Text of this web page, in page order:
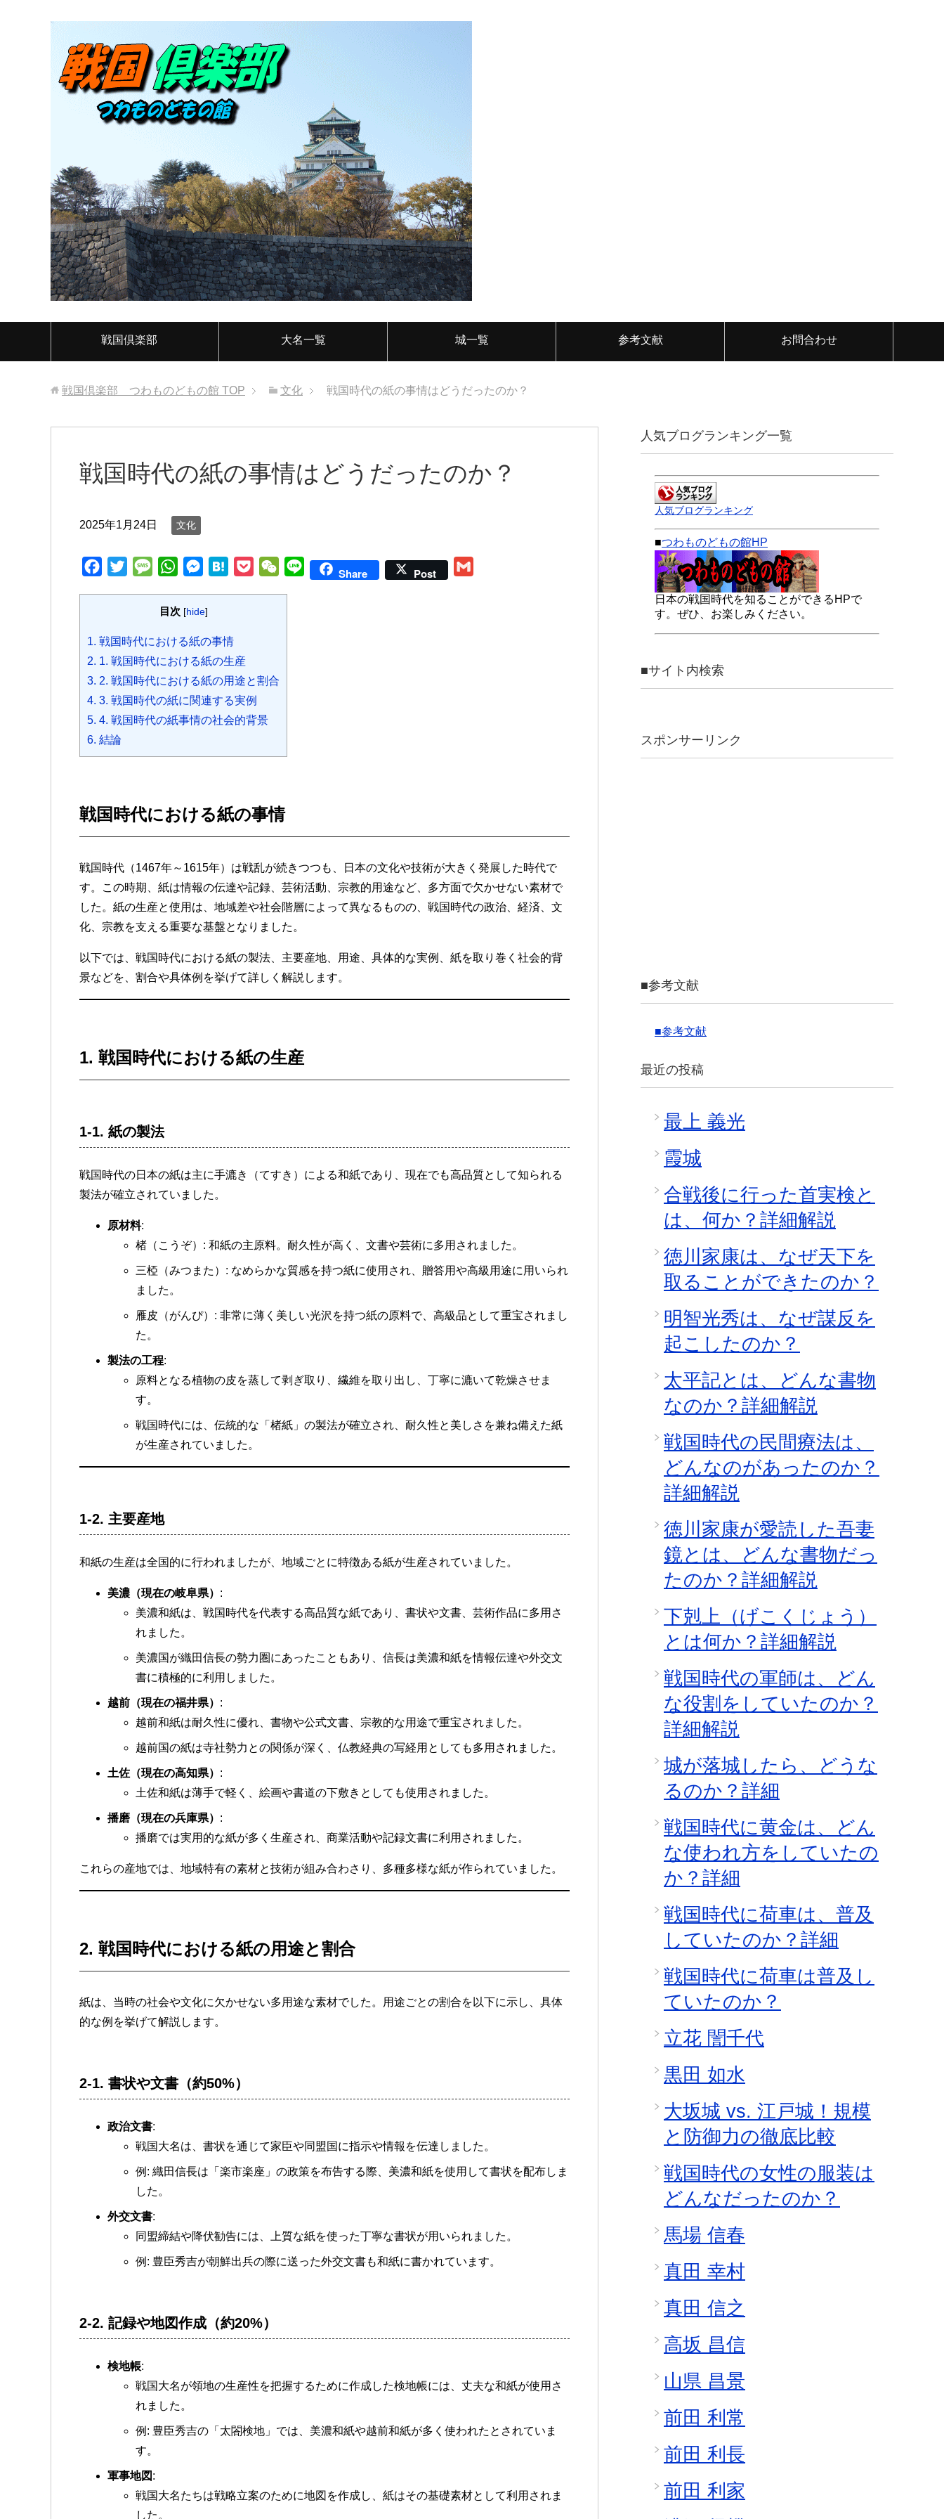
戦国倶楽部 大名一覧 城一覧 参考文献 お問合わせ
戦国倶楽部 つわものどもの館 TOP 文化 戦国時代の紙の事情はどうだったのか？
戦国時代の紙の事情はどうだったのか？
2025年1月24日 文化
b
o
o
k
t
e
r
M
a
g
e
W
a
s
A
p
p
s
e
n
g
e
r
n
a
W
L
Share Post
目次 [hide]
1. 戦国時代における紙の事情
2. 1. 戦国時代における紙の生産
3. 2. 戦国時代における紙の用途と割合
4. 3. 戦国時代の紙に関連する実例
5. 4. 戦国時代の紙事情の社会的背景
6. 結論
戦国時代における紙の事情
戦国時代（1467年～1615年）は戦乱が続きつつも、日本の文化や技術が大きく発展した時代で
す。この時期、紙は情報の伝達や記録、芸術活動、宗教的用途など、多方面で欠かせない素材で
した。紙の生産と使用は、地域差や社会階層によって異なるものの、戦国時代の政治、経済、文
化、宗教を支える重要な基盤となりました。
以下では、戦国時代における紙の製法、主要産地、用途、具体的な実例、紙を取り巻く社会的背
景などを、割合や具体例を挙げて詳しく解説します。
1. 戦国時代における紙の生産
1-1. 紙の製法
戦国時代の日本の紙は主に手漉き（てすき）による和紙であり、現在でも高品質として知られる
製法が確立されていました。
原材料:
楮（こうぞ）: 和紙の主原料。耐久性が高く、文書や芸術に多用されました。
三椏（みつまた）: なめらかな質感を持つ紙に使用され、贈答用や高級用途に用いられ
ました。
雁皮（がんぴ）: 非常に薄く美しい光沢を持つ紙の原料で、高級品として重宝されまし
た。
製法の工程:
原料となる植物の皮を蒸して剥ぎ取り、繊維を取り出し、丁寧に漉いて乾燥させま
す。
戦国時代には、伝統的な「楮紙」の製法が確立され、耐久性と美しさを兼ね備えた紙
が生産されていました。
1-2. 主要産地
和紙の生産は全国的に行われましたが、地域ごとに特徴ある紙が生産されていました。
美濃（現在の岐阜県） :
美濃和紙は、戦国時代を代表する高品質な紙であり、書状や文書、芸術作品に多用さ
れました。
美濃国が織田信長の勢力圏にあったこともあり、信長は美濃和紙を情報伝達や外交文
書に積極的に利用しました。
越前（現在の福井県） :
越前和紙は耐久性に優れ、書物や公式文書、宗教的な用途で重宝されました。
越前国の紙は寺社勢力との関係が深く、仏教経典の写経用としても多用されました。
土佐（現在の高知県） :
土佐和紙は薄手で軽く、絵画や書道の下敷きとしても使用されました。
播磨（現在の兵庫県） :
播磨では実用的な紙が多く生産され、商業活動や記録文書に利用されました。
これらの産地では、地域特有の素材と技術が組み合わさり、多種多様な紙が作られていました。
2. 戦国時代における紙の用途と割合
紙は、当時の社会や文化に欠かせない多用途な素材でした。用途ごとの割合を以下に示し、具体
的な例を挙げて解説します。
2-1. 書状や文書（約50%）
政治文書:
戦国大名は、書状を通じて家臣や同盟国に指示や情報を伝達しました。
例: 織田信長は「楽市楽座」の政策を布告する際、美濃和紙を使用して書状を配布しま
した。
外交文書:
同盟締結や降伏勧告には、上質な紙を使った丁寧な書状が用いられました。
例: 豊臣秀吉が朝鮮出兵の際に送った外交文書も和紙に書かれています。
2-2. 記録や地図作成（約20%）
検地帳:
戦国大名が領地の生産性を把握するために作成した検地帳には、丈夫な和紙が使用さ
れました。
例: 豊臣秀吉の「太閤検地」では、美濃和紙や越前和紙が多く使われたとされていま
す。
軍事地図 :
戦国大名たちは戦略立案のために地図を作成し、紙はその基礎素材として利用されま
した。
人気ブログランキング一覧
人気ブログランキング
■つわものどもの館HP
日本の戦国時代を知ることができるHPで
す。ぜひ、お楽しみください。
■サイト内検索
スポンサーリンク
■参考文献
■参考文献
最近の投稿
最上 義光
霞城
合戦後に行った首実検と
は、何か？詳細解説
徳川家康は、なぜ天下を
取ることができたのか？
明智光秀は、なぜ謀反を
起こしたのか？
太平記とは、どんな書物
なのか？詳細解説
戦国時代の民間療法は、
どんなのがあったのか？
詳細解説
徳川家康が愛読した吾妻
鏡とは、どんな書物だっ
たのか？詳細解説
下剋上（げこくじょう）
とは何か？詳細解説
戦国時代の軍師は、どん
な役割をしていたのか？
詳細解説
城が落城したら、どうな
るのか？詳細
戦国時代に黄金は、どん
な使われ方をしていたの
か？詳細
戦国時代に荷車は、普及
していたのか？詳細
戦国時代に荷車は普及し
ていたのか？
立花 誾千代
黒田 如水
大坂城 vs. 江戸城！規模
と防御力の徹底比較
戦国時代の女性の服装は
どんなだったのか？
馬場 信春
真田 幸村
真田 信之
高坂 昌信
山県 昌景
前田 利常
前田 利長
前田 利家